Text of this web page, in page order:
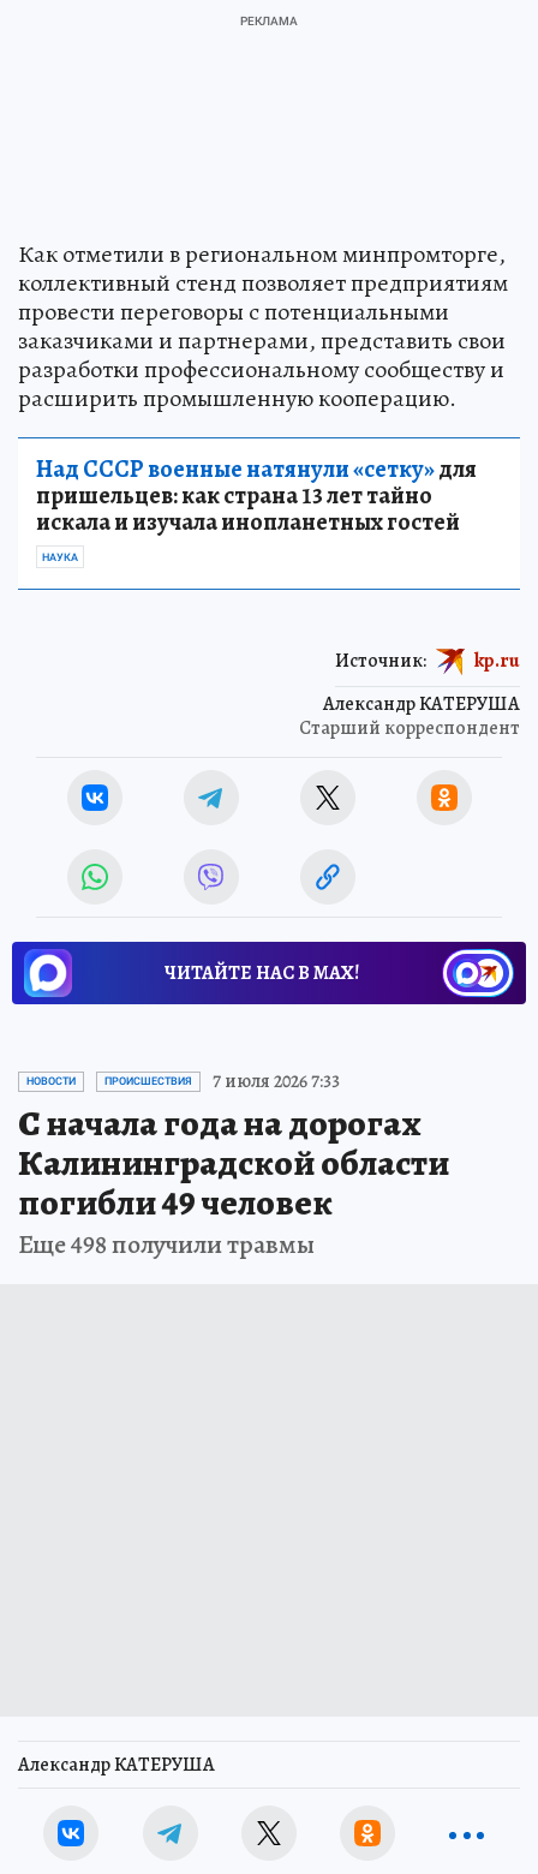
Как отметили в региональном минпромторге,
коллективный стенд позволяет предприятиям
провести переговоры с потенциальными
заказчиками и партнерами, представить свои
разработки профессиональному сообществу и
расширить промышленную кооперацию.
Над СССР военные натянули «сетку»для
пришельцев: как страна 13 лет тайно
искала и изучала инопланетных гостей
НАУКА
Александр КАТЕРУША
Старший корреспондент
Источник: kp.ru
ЧИТАЙТЕ НАС В МАХ!
НОВОСТИ ПРОИСШЕСТВИЯ 7 июля 2026 7:33
С начала года на дорогах
Калининградской области
погибли 49 человек
Еще 498 получили травмы
Александр КАТЕРУША